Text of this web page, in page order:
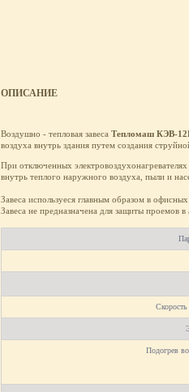
ОПИСАНИЕ
Воздушно - тепловая завеса Тепломаш КЭВ-
воздуха внутрь здания путем создания
При отключенных
внутрь теплого наружного воздуха, пыли и
Завеса используеся главным образом в
Завеса не предназначена для защиты проемов в
Подогрев